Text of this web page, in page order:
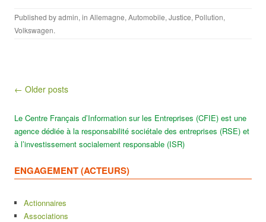
Published byadmin, in Allemagne, Automobile, Justice, Pollution,
Volkswagen.
Post navigation
← Older posts
Le Centre Français d’Information sur les Entreprises (CFIE) est une
agence dédiée à la responsabilité sociétale des entreprises (RSE) et
à l’investissement socialement responsable (ISR)
ENGAGEMENT (ACTEURS)
Actionnaires
Associations